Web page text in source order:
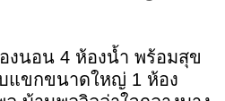
งนอน 4 ห้องน้ำ พร้อมสุข
แขกขนาดใหญ่ 1 ห้อง